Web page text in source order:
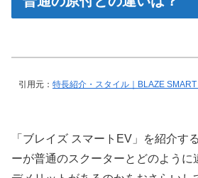
引用元： 特長紹介・スタイル｜BLAZE SMART
「ブレイズ スマートEV」を紹介す
ーが普通のスクーターとどのように